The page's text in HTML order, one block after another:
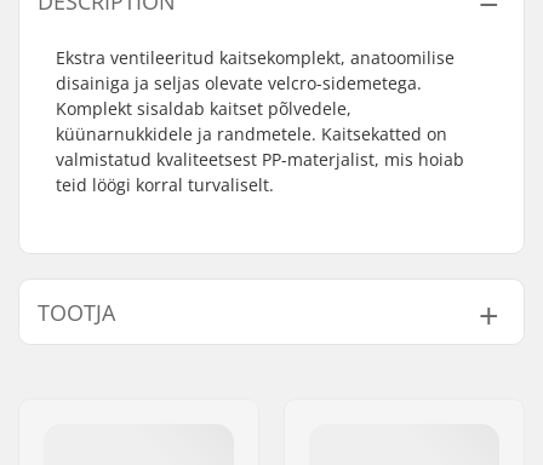
Ekstra ventileeritud kaitsekomplekt, anatoomilise
disainiga ja seljas olevate velcro-sidemetega.
Komplekt sisaldab kaitset põlvedele,
küünarnukkidele ja randmetele. Kaitsekatted on
valmistatud kvaliteetsest PP-materjalist, mis hoiab
teid löögi korral turvaliselt.
TOOTJA